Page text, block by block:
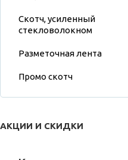
Скотч, усиленный
стекловолокном
Разметочная лента
Промо скотч
АКЦИИ И СКИДКИ